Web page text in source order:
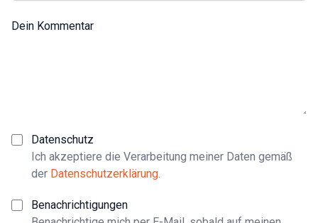
Dein Kommentar
Datenschutz
Ich akzeptiere die Verarbeitung meiner Daten gemäß
der Datenschutzerklärung.
Benachrichtigungen